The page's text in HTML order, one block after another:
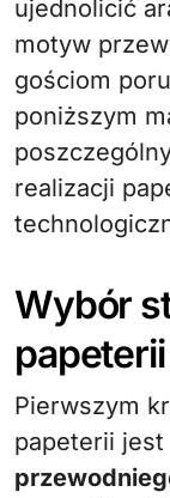
ujednolicić
motyw
gościom
poniższym
realizacji
Wybór
Pierwszym
papeterii